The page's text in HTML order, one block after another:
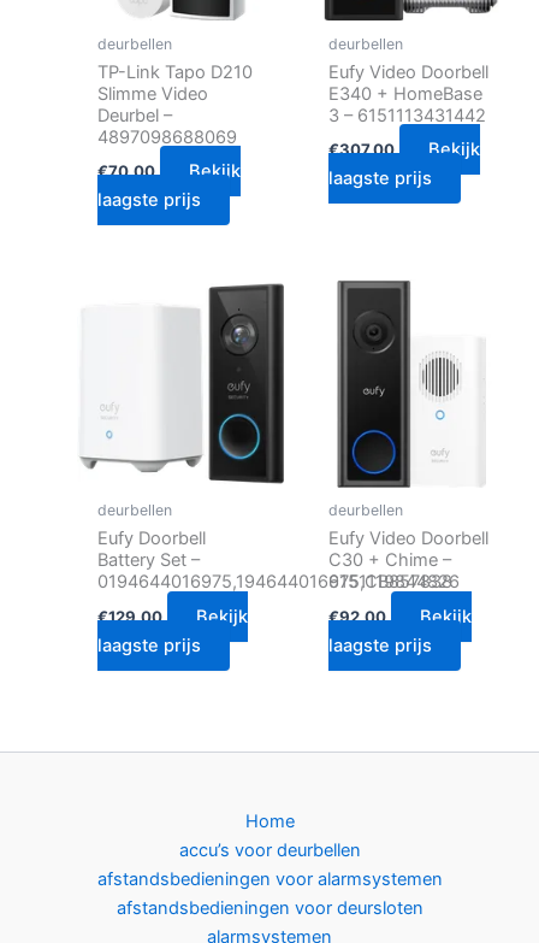
deurbellen
TP-Link Tapo D210
Slimme Video
Deurbel –
4897098688069
€70.00
Bekijk
laagste prijs
deurbellen
Eufy Video Doorbell
E340 + HomeBase
3 – 6151113431442
€307.00
Bekijk
laagste prijs
deurbellen
Eufy Doorbell
Battery Set –
0194644016975,194644016975,CB857838
€129.00
Bekijk
laagste prijs
deurbellen
Eufy Video Doorbell
C30 + Chime –
6151119844826
€92.00
Bekijk
laagste prijs
Home
accu’s voor deurbellen
afstandsbedieningen voor alarmsystemen
afstandsbedieningen voor deursloten
alarmsystemen